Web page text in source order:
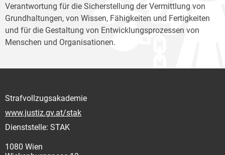
Verantwortung für die Sicherstellung der Vermittlung von
Grundhaltungen, von Wissen, Fähigkeiten und Fertigkeiten
und für die Gestaltung von Entwicklungsprozessen von
Menschen und Organisationen.
Strafvollzugsakademie
www.justiz.gv.at/stak
Dienststelle: STAK
1080 Wien